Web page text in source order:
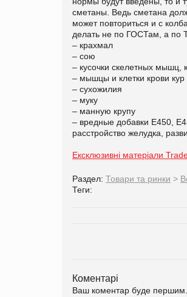
сметаны. Ведь сметана
может повториться и с
делать не по ГОСТам, а по
– крахмал
– сою
– кусочки скелетных мышц,
– мышцы и клетки крови кур
– сухожилия
– муку
– манную крупу
– вредные добавки Е450,
расстройство желудка,
Ексклюзивні матеріали
Раздел: Товари та ринки >
Теги:
Коментарі
Ваш коментар буде першим.